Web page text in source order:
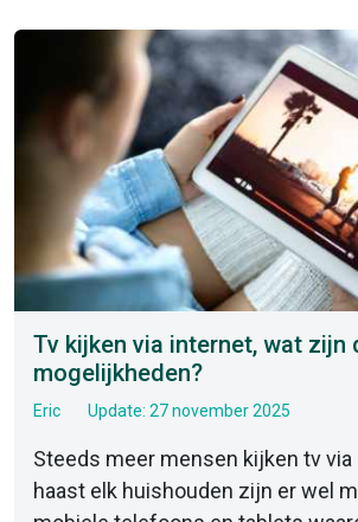
Tv kijken via internet, wat zijn
mogelijkheden?
Eric Update: 27 november 2025
Steeds meer mensen kijken tv via
haast elk huishouden zijn er wel